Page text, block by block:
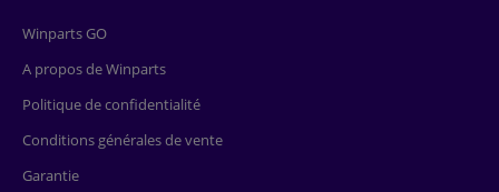
Winparts GO
A propos de Winparts
Politique de confidentialité
Conditions générales de vente
Garantie